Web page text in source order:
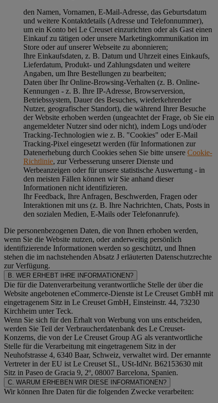
den Namen, Vornamen, E-Mail-Adresse, das Geburtsdatum
und weitere Kontaktdetails (Adresse und Telefonnummer),
um ein Konto bei Le Creuset einzurichten oder als Gast einen
Einkauf zu tätigen oder unsere Marketingkommunikation im
Store oder auf unserer Webseite zu abonnieren;
Ihre Einkaufsdaten, z. B. Datum und Uhrzeit eines Einkaufs,
Lieferdatum, Produkt- und Zahlungsdaten und weitere
Angaben, um Ihre Bestellungen zu bearbeiten;
Daten über Ihr Online-Browsing-Verhalten (z. B. Online-
Kennungen - z. B. Ihre IP-Adresse, Browserversion,
Betriebssystem, Dauer des Besuches, wiederkehrender
Nutzer, geografischer Standort), die während Ihrer Besuche
der Website erhoben werden (ungeachtet der Frage, ob Sie ein
angemeldeter Nutzer sind oder nicht), indem Logs und/oder
Tracking-Technologien wie z. B. "Cookies" oder E-Mail
Tracking-Pixel eingesetzt werden (für Informationen zur
Datenerhebung durch Cookies sehen Sie bitte unsere Cookie-
Richtlinie, zur Verbesserung unserer Dienste und
Werbeanzeigen oder für unsere statistische Auswertung - in
den meisten Fällen können wir Sie anhand dieser
Informationen nicht identifizieren.
Ihr Feedback, Ihre Anfragen, Beschwerden, Fragen oder
Interaktionen mit uns (z. B. Ihre Nachrichten, Chats, Posts in
den sozialen Medien, E-Mails oder Telefonanrufe).
Die personenbezogenen Daten, die von Ihnen erhoben werden,
wenn Sie die Website nutzen, oder anderweitig persönlich
identifizierende Informationen werden so geschützt, und Ihnen
stehen die im nachstehenden Absatz J erläuterten Datenschutzrechte
zur Verfügung.
B. WER ERHEBT IHRE INFORMATIONEN?
Die für die Datenverarbeitung verantwortliche Stelle der über die
Website angebotenen eCommerce-Dienste ist Le Creuset GmbH mit
eingetragenem Sitz in Le Creuset GmbH, Einsteinstr. 44, 73230
Kirchheim unter Teck.
Wenn Sie sich für den Erhalt von Werbung von uns entscheiden,
werden Sie Teil der Verbraucherdatenbank des Le Creuset-
Konzerns, die von der Le Creuset Group AG als verantwortliche
Stelle für die Verarbeitung mit eingetragenem Sitz in der
Neuhofstrasse 4, 6340 Baar, Schweiz, verwaltet wird. Der ernannte
Vertreter in der EU ist Le Creuset SL, USt-IdNr. B62153630 mit
Sitz in Paseo de Gracia 9, 2º, 08007 Barcelona, Spanien.
C. WARUM ERHEBEN WIR DIESE INFORMATIONEN?
Wir können Ihre Daten für die folgenden Zwecke verarbeiten: